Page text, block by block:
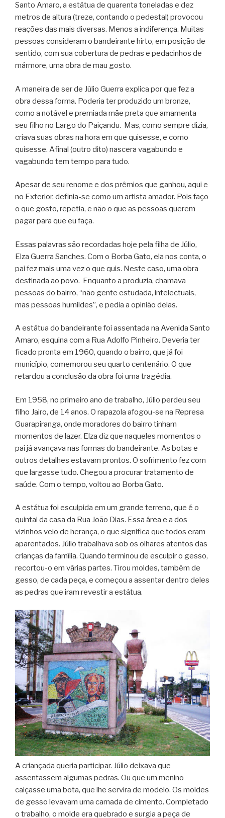
Santo Amaro, a estátua de quarenta toneladas e dez
metros de altura (treze, contando o pedestal) provocou
reações das mais diversas. Menos a indiferença. Muitas
pessoas consideram o bandeirante hirto, em posição de
sentido, com sua cobertura de pedras e pedacinhos de
mármore, uma obra de mau gosto.
A maneira de ser de Júlio Guerra explica por que fez a
obra dessa forma. Poderia ter produzido um bronze,
como a notável e premiada mãe preta que amamenta
seu filho no Largo do Paiçandu. Mas, como sempre dizia,
criava suas obras na hora em que quisesse, e como
quisesse. Afinal (outro dito) nascera vagabundo e
vagabundo tem tempo para tudo.
Apesar de seu renome e dos prêmios que ganhou, aqui e
no Exterior, definia-se como um artista amador. Pois faço
o que gosto, repetia, e não o que as pessoas querem
pagar para que eu faça.
Essas palavras são recordadas hoje pela filha de Júlio,
Elza Guerra Sanches. Com o Borba Gato, ela nos conta, o
pai fez mais uma vez o que quis. Neste caso, uma obra
destinada ao povo. Enquanto a produzia, chamava
pessoas do bairro, “não gente estudada, intelectuais,
mas pessoas humildes”, e pedia a opinião delas.
A estátua do bandeirante foi assentada na Avenida Santo
Amaro, esquina com a Rua Adolfo Pinheiro. Deveria ter
ficado pronta em 1960, quando o bairro, que já foi
município, comemorou seu quarto centenário. O que
retardou a conclusão da obra foi uma tragédia.
Em 1958, no primeiro ano de trabalho, Júlio perdeu seu
filho Jairo, de 14 anos. O rapazola afogou-se na Represa
Guarapiranga, onde moradores do bairro tinham
momentos de lazer. Elza diz que naqueles momentos o
pai já avançava nas formas do bandeirante. As botas e
outros detalhes estavam prontos. O sofrimento fez com
que largasse tudo. Chegou a procurar tratamento de
saúde. Com o tempo, voltou ao Borba Gato.
A estátua foi esculpida em um grande terreno, que é o
quintal da casa da Rua João Dias. Essa área e a dos
vizinhos veio de herança, o que significa que todos eram
aparentados. Júlio trabalhava sob os olhares atentos das
crianças da família. Quando terminou de esculpir o gesso,
recortou-o em várias partes. Tirou moldes, também de
gesso, de cada peça, e começou a assentar dentro deles
as pedras que iram revestir a estátua.
A criançada queria participar. Júlio deixava que
assentassem algumas pedras. Ou que um menino
calçasse uma bota, que lhe servira de modelo. Os moldes
de gesso levavam uma camada de cimento. Completado
o trabalho, o molde era quebrado e surgia a peça de